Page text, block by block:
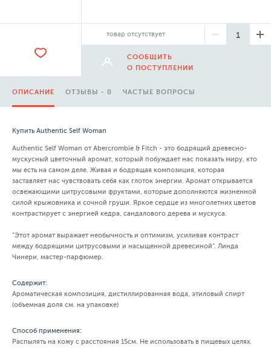
товар отсутствует
СООБЩИТЬ
О ПОСТУПЛЕНИИ
ОПИСАНИЕ ОТЗЫВЫ - 0 ЧАСТЫЕ ВОПРОСЫ
Купить Authentic Self Woman
Authentic Self Woman от Abercrombie & Fitch - это бодрящий древесно-
мускусный цветочный аромат, который побуждает нас показать миру, кто
мы есть на самом деле. Живая и бодрящая композиция, которая
заставляет нас чувствовать себя как глоток энергии. Аромат открывается
освежающими цитрусовыми фруктами, которые дополняются жизненной
силой крыжовника и сочной груши. Яркое сердце из многолетних цветов
контрастирует с энергией кедра, сандалового дерева и мускуса.
"Этот аромат выражает необычность и оптимизм, усиливая контраст
между бодрящими цитрусовыми и насыщенной древесиной". Линда
Чинери, мастер-парфюмер.
Содержит:
Ароматическая композиция, дистиллированная вода, этиловый спирт
(объемная доля см. на упаковке)
Способ применения:
Распылять на кожу с расстояния 15см. Не использовать в пищевых целях.